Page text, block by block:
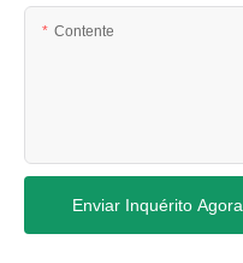
Contente
Enviar Inquérito Agora